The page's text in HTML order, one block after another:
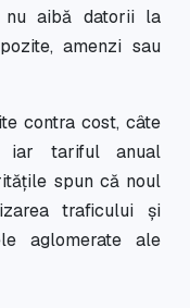
nu aibă datorii la
amenzi sau
contra cost, câte
iar tariful anual
spun că noul
traficului și
aglomerate ale